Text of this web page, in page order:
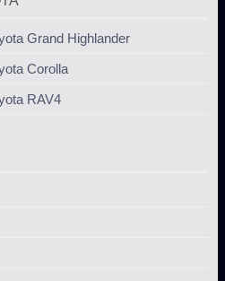
Grand Highlander
Corolla
RAV4